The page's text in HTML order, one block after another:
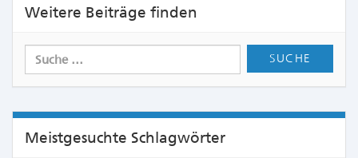
Weitere Beiträge finden
Meistgesuchte Schlagwörter